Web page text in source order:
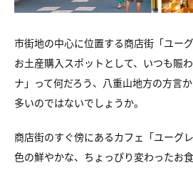
市街地の中心に位置する商店街「ユーグ
お土産購入スポットとして、いつも賑
ナ」って何だろう、八重山地方の方言
多いのではないでしょうか。
商店街のすぐ傍にあるカフェ「ユーグ
色の鮮やかな、ちょっぴり変わったお